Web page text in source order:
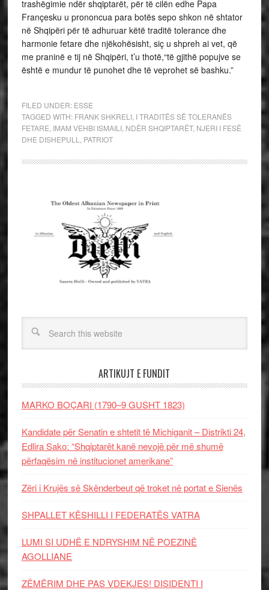
trashëgimie ndër shqiptarët, për të cilën edhe Papa
Françesku u prononcua para botës sepo shkon në shtator
në Shqipëri për të adhuruar këtë traditë tolerance dhe
harmonie fetare dhe njëkohësisht, siç u shpreh ai vet, që
me praninë e tij në Shqipëri, t’u thotë,“të gjithë popujve se
është e mundur të punohet dhe të veprohet së bashku.”
FILED UNDER: ESSE
TAGGED WITH: FRANK SHKRELI, I TRADITËS SË TOLERANËS
FETARE IMAM VEHBI ISMAILI, NDËR SHQIPTARËT, NJERI I FESË
DHE DISHEPULL
PATRIOT
ARTIKUJT E FUNDIT
MARKO BOÇARI (1790–9 GUSHT 1823)
Kandidate për Senatin e shtetit të Michiganit – Distrikti 24,
Edlira Sako: “Shqiptarët kanë nevojë për më shumë
përfaqësim në institucionet amerikane”
Zëri i Krujës së Skënderbeut që troket në portat e Sienës
SHPALLET KËSHILLI I FEDERATËS VATRA
LUMI SI UDHË E NDRYSHIM NË POEZINË
AGOLLIANE
ZËMËRIM DHE PAS VDEKJES! DISIDENTI I